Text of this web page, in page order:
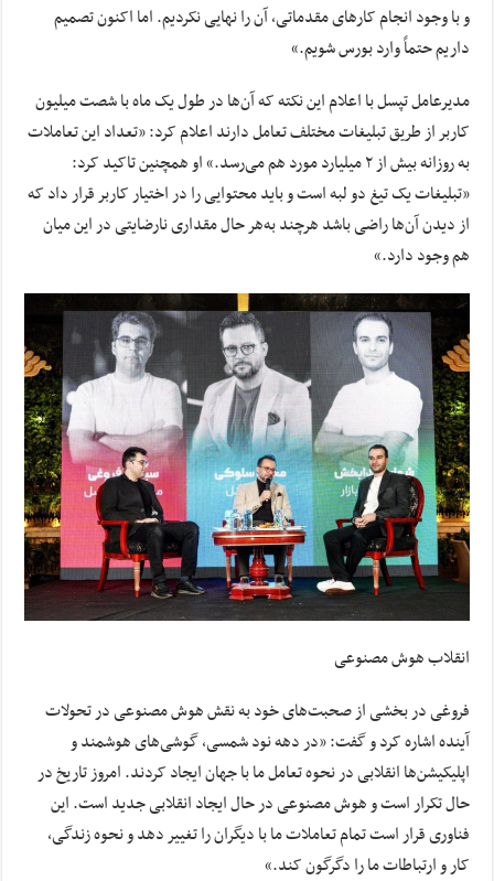
و با وجود انجام کارهای مقدماتی، آن را نهایی نکردیم. اما اکنون تصمیم
داریم حتماً وارد بورس شویم.»
مدیرعامل تپسل با اعلام این نکته که آن‌ها در طول یک ماه با شصت میلیون
کاربر از طریق تبلیغات مختلف تعامل دارند اعلام کرد: «تعداد این تعاملات
به روزانه بیش از ۲ میلیارد مورد هم می‌رسد.» او همچنین تاکید کرد:
«تبلیغات یک تیغ دو لبه است و باید محتوایی را در اختیار کاربر قرار داد که
از دیدن آن‌ها راضی باشد هرچند به‌هر حال مقداری نارضایتی در این میان
هم وجود دارد.»
انقلاب هوش مصنوعی
فروغی در بخشی از صحبت‌های خود به نقش هوش مصنوعی در تحولات
آینده اشاره کرد و گفت: «در دهه نود شمسی، گوشی‌های هوشمند و
اپلیکیشن‌ها انقلابی در نحوه تعامل ما با جهان ایجاد کردند. امروز تاریخ در
حال تکرار است و هوش مصنوعی در حال ایجاد انقلابی جدید است. این
فناوری قرار است تمام تعاملات ما با دیگران را تغییر دهد و نحوه زندگی،
کار و ارتباطات ما را دگرگون کند.»